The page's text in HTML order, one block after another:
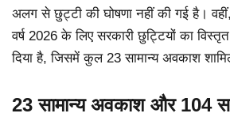
अलग से छुट्टी की घोषणा नहीं की गई है।
वर्ष 2026 के लिए सरकारी छुट्टियों का
दिया है, जिसमें कुल 23 सामान्य अवकाश
23 सामान्य अवकाश और 104